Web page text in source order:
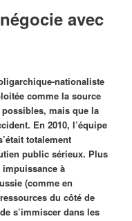
avec
nationaliste
comme la source
mais que la
En 2010, l’équipe
totalement
public sérieux. Plus
impuissance à
(comme en
du côté de
s’immiscer dans les